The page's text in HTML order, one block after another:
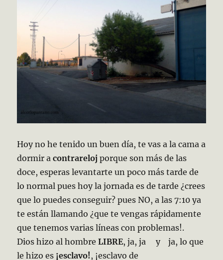
Hoy no he tenido un buen día, te vas a la cama a
dormir acontrareloj porque son más de las
doce, esperas levantarte un poco más tarde de
lo normal pues hoy la jornada es de tarde ¿crees
que lo puedes conseguir? pues NO, a las 7:10 ya
te están llamando ¿que te vengas rápidamente
que tenemos varias líneas con problemas!.
Dios hizo al hombreLIBRE, ja, ja y ja, lo que
le hizo es ¡esclavo!, ¡esclavo de